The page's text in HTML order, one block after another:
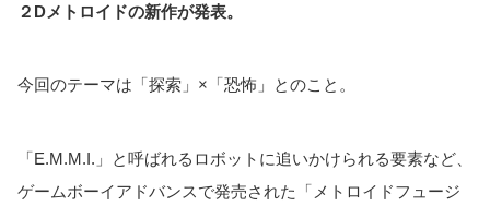
２Dメトロイドの新作が発表。
今回のテーマは「探索」×「恐怖」とのこと。
「E.M.M.I.」と呼ばれるロボットに追いかけられる要素など、
ゲームボーイアドバンスで発売された「メトロイドフュージ